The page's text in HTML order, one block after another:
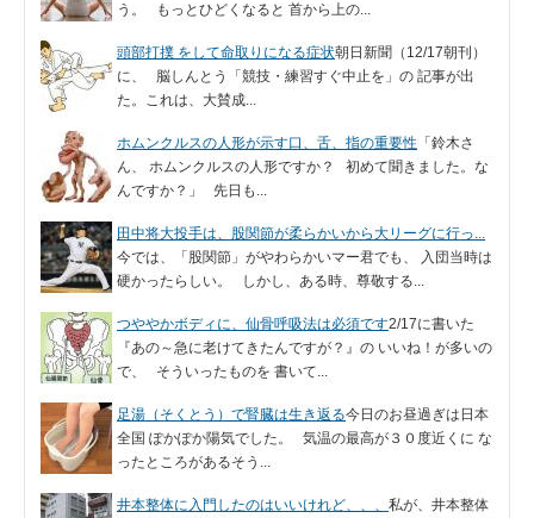
う。 もっとひどくなると 首から上の...
頭部打撲 をして命取りになる症状朝日新聞（12/17朝刊）
に、 脳しんとう「競技・練習すぐ中止を」の 記事が出
た。これは、大賛成...
ホムンクルスの人形が示す口、舌、指の重要性 「鈴木さ
ん、 ホムンクルスの人形ですか？ 初めて聞きました。な
んですか？」 先日も...
田中将大投手は、股関節が柔らかいから大リーグに行っ...
今では、「股関節」がやわらかいマー君でも、 入団当時は
硬かったらしい。 しかし、ある時、尊敬する...
つややかボディに、仙骨呼吸法は必須です2/17に書いた
『あの～急に老けてきたんですが？』の いいね！が多いの
で、 そういったものを 書いて...
足湯（そくとう）で腎臓は生き返る今日のお昼過ぎは日本
全国 ぽかぽか陽気でした。 気温の最高が３０度近くに な
ったところがあるそう...
井本整体に入門したのはいいけれど、、、 私が、井本整体